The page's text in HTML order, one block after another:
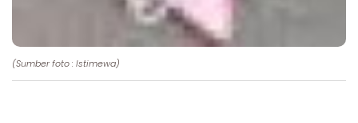
(Sumber foto : Istimewa)